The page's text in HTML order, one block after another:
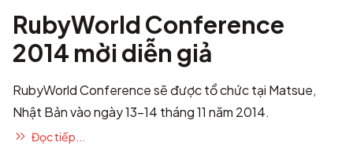
RubyWorld Conference
2014 mời diễn giả
RubyWorld Conferencesẽ được tổ chức tại Matsue,
Nhật Bản vào ngày 13-14 tháng 11 năm 2014.
Đọc tiếp...